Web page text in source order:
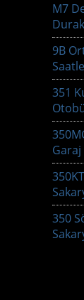
M7
9B
351
350